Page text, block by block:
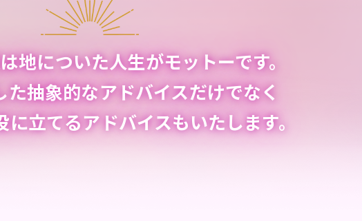
地についた人生がモットーです。
た抽象的なアドバイスだけでなく
立てるアドバイスもいたします。